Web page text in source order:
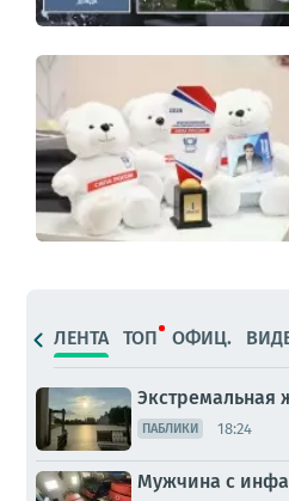
ЛЕНТА ТОП ОФИЦ.
Экстремальная
ПАБЛИКИ 18:24
Мужчина с